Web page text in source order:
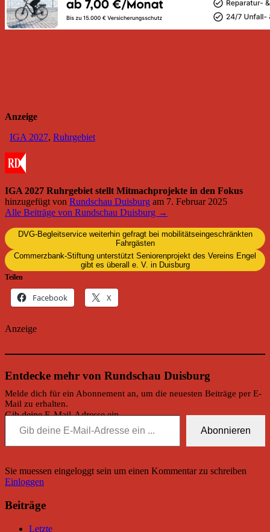
Anzeige
IGA 2027, Ruhrgebiet
IGA 2027 Ruhrgebiet stellt Mitmachprojekte in den Fokus
hinzugefügt von Rundschau Duisburg am 7. Februar 2025
Alle Beiträge von Rundschau Duisburg →
DVG-Begleitservice weiterhin gefragt bei mobilitätseingeschränkten
Fahrgästen
Commerzbank-Stiftung unterstützt Seniorenprojekt des Vereins Engel
gibt es überall e. V. in Duisburg
Teilen
Facebook X
Anzeige
Entdecke mehr von Rundschau Duisburg
Melde dich für ein Abonnement an, um die neuesten Beiträge per E-
Mail zu erhalten.
Gib deine E-Mail-Adresse ein ...
Abonnieren
Sie muessen eingeloggt sein um einen Kommentar zu schreiben
Einloggen
Beiträge
Letzte